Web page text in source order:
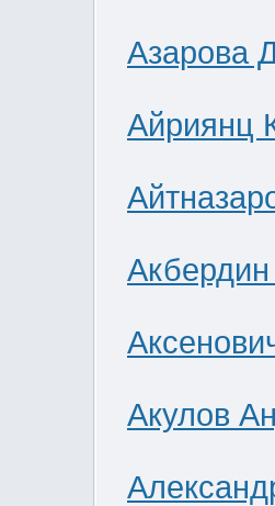
Азарова
Айриянц
Акулов